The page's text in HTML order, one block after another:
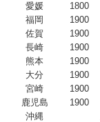
愛媛
1800
福岡
1900
佐賀
1900
長崎
1900
熊本
1900
大分
1900
宮崎
1900
鹿児島
1900
沖縄